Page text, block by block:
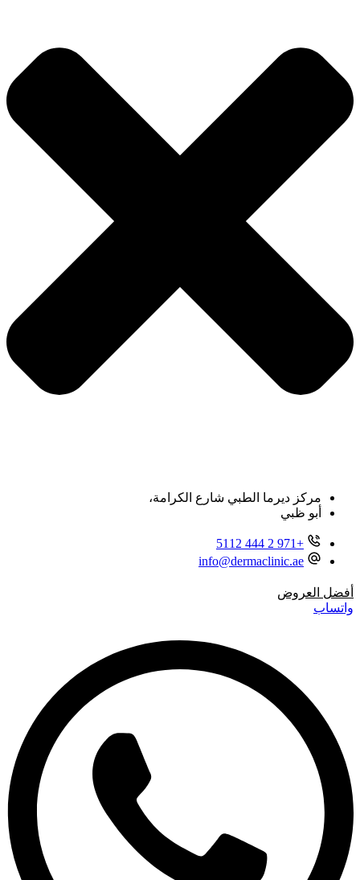
مركز ديرما الطبي شارع الكرامة،
أبو ظبي
+971 2 444 5112
info@dermaclinic.ae
أفضل العروض
واتساب